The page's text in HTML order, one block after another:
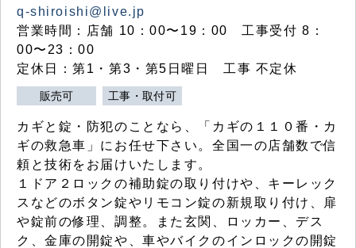
q-shiroishi@live.jp
営業時間：店舗 10：00〜19：00 工事受付 8：
00〜23：00
定休日：第1・第3・第5日曜日 工事 不定休
販売可 工事・取付可
カギと錠・防犯のことなら、「カギの１１０番・カ
ギの救急車」にお任せ下さい。全国一の店舗数で信
頼と技術をお届けいたします。
１ドア２ロックの補助錠の取り付けや、キーレック
スなどのボタン錠やリモコン錠の新規取り付け、扉
や錠前の修理、調整。また玄関、ロッカー、デス
ク、金庫の開錠や、車やバイクのインロックの開錠